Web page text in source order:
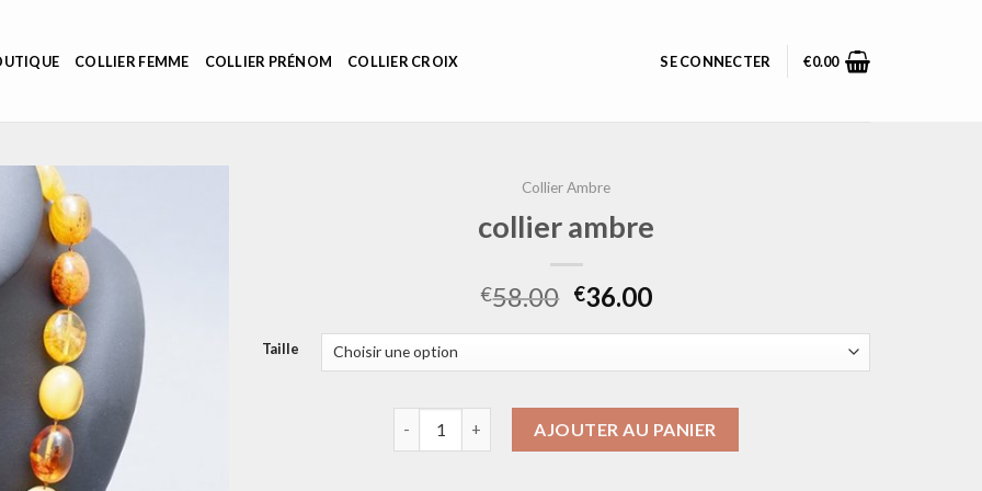
COLLIER FEMME COLLIER PRÉNOM COLLIER CROIX SE CONNECTER €0.00
Collier Ambre
collier ambre
€58.00 €36.00
Taille
AJOUTER AU PANIER